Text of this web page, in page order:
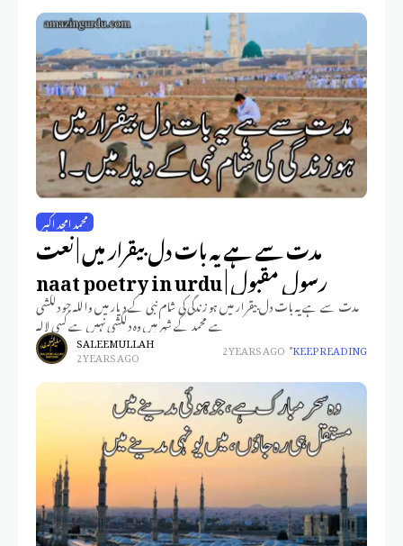
محمد امجد اکبر
مدت سے ہے یہ بات دل بیقرار میں | نعت
رسول مقبول | naat poetry in urdu
مدت سے ہے یہ بات دل بیقرار میں ہو زندگی کی شام نبی کے دیار میں واللہ جو دلکشی
ہے محمد کے شہر میں وہ دلکشی نہیں ہے کسی لالہ
SALEEM ULLAH
2 YEARS AGO 2 YEARS AGO KEEP READING